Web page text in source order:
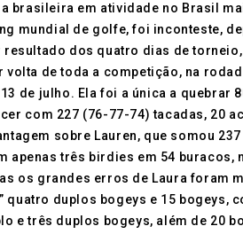
brasileira em atividade no Brasil
mundial de golfe, foi inconteste,
resultado dos quatro dias de torneio,
volta de toda a competição, na
de julho. Ela foi a única a quebrar
com 227 (76-77-74) tacadas, 20
sobre Lauren, que somou
apenas três birdies em 54 buracos,
os grandes erros de Laura foram
quatro duplos bogeys e 15 bogeys,
e três duplos bogeys, além de 20